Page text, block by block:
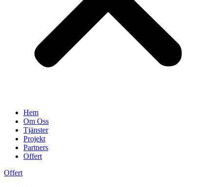
Hem
Om Oss
Tjänster
Projekt
Partners
Offert
Offert